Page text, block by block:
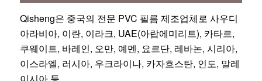
Qisheng은 중국의 전문 PVC 필름 제조업체로 사우디
아라비아, 이란, 이라크, UAE(아랍에미리트), 카타르,
쿠웨이트, 바레인, 오만, 예멘, 요르단, 레바논, 시리아,
이스라엘, 러시아, 우크라이나, 카자흐스탄, 인도, 말레
이시아 등